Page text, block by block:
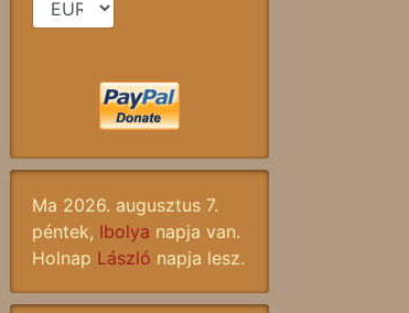
Ma 2026. augusztus 7.
péntek, Ibolya napja van.
Holnap László napja lesz.